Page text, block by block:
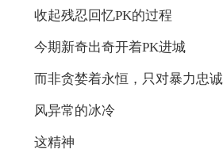
收起残忍回忆PK的过程
今期新奇出奇开着PK进城
而非贪婪着永恒，只对暴力忠诚
风异常的冰冷
这精神